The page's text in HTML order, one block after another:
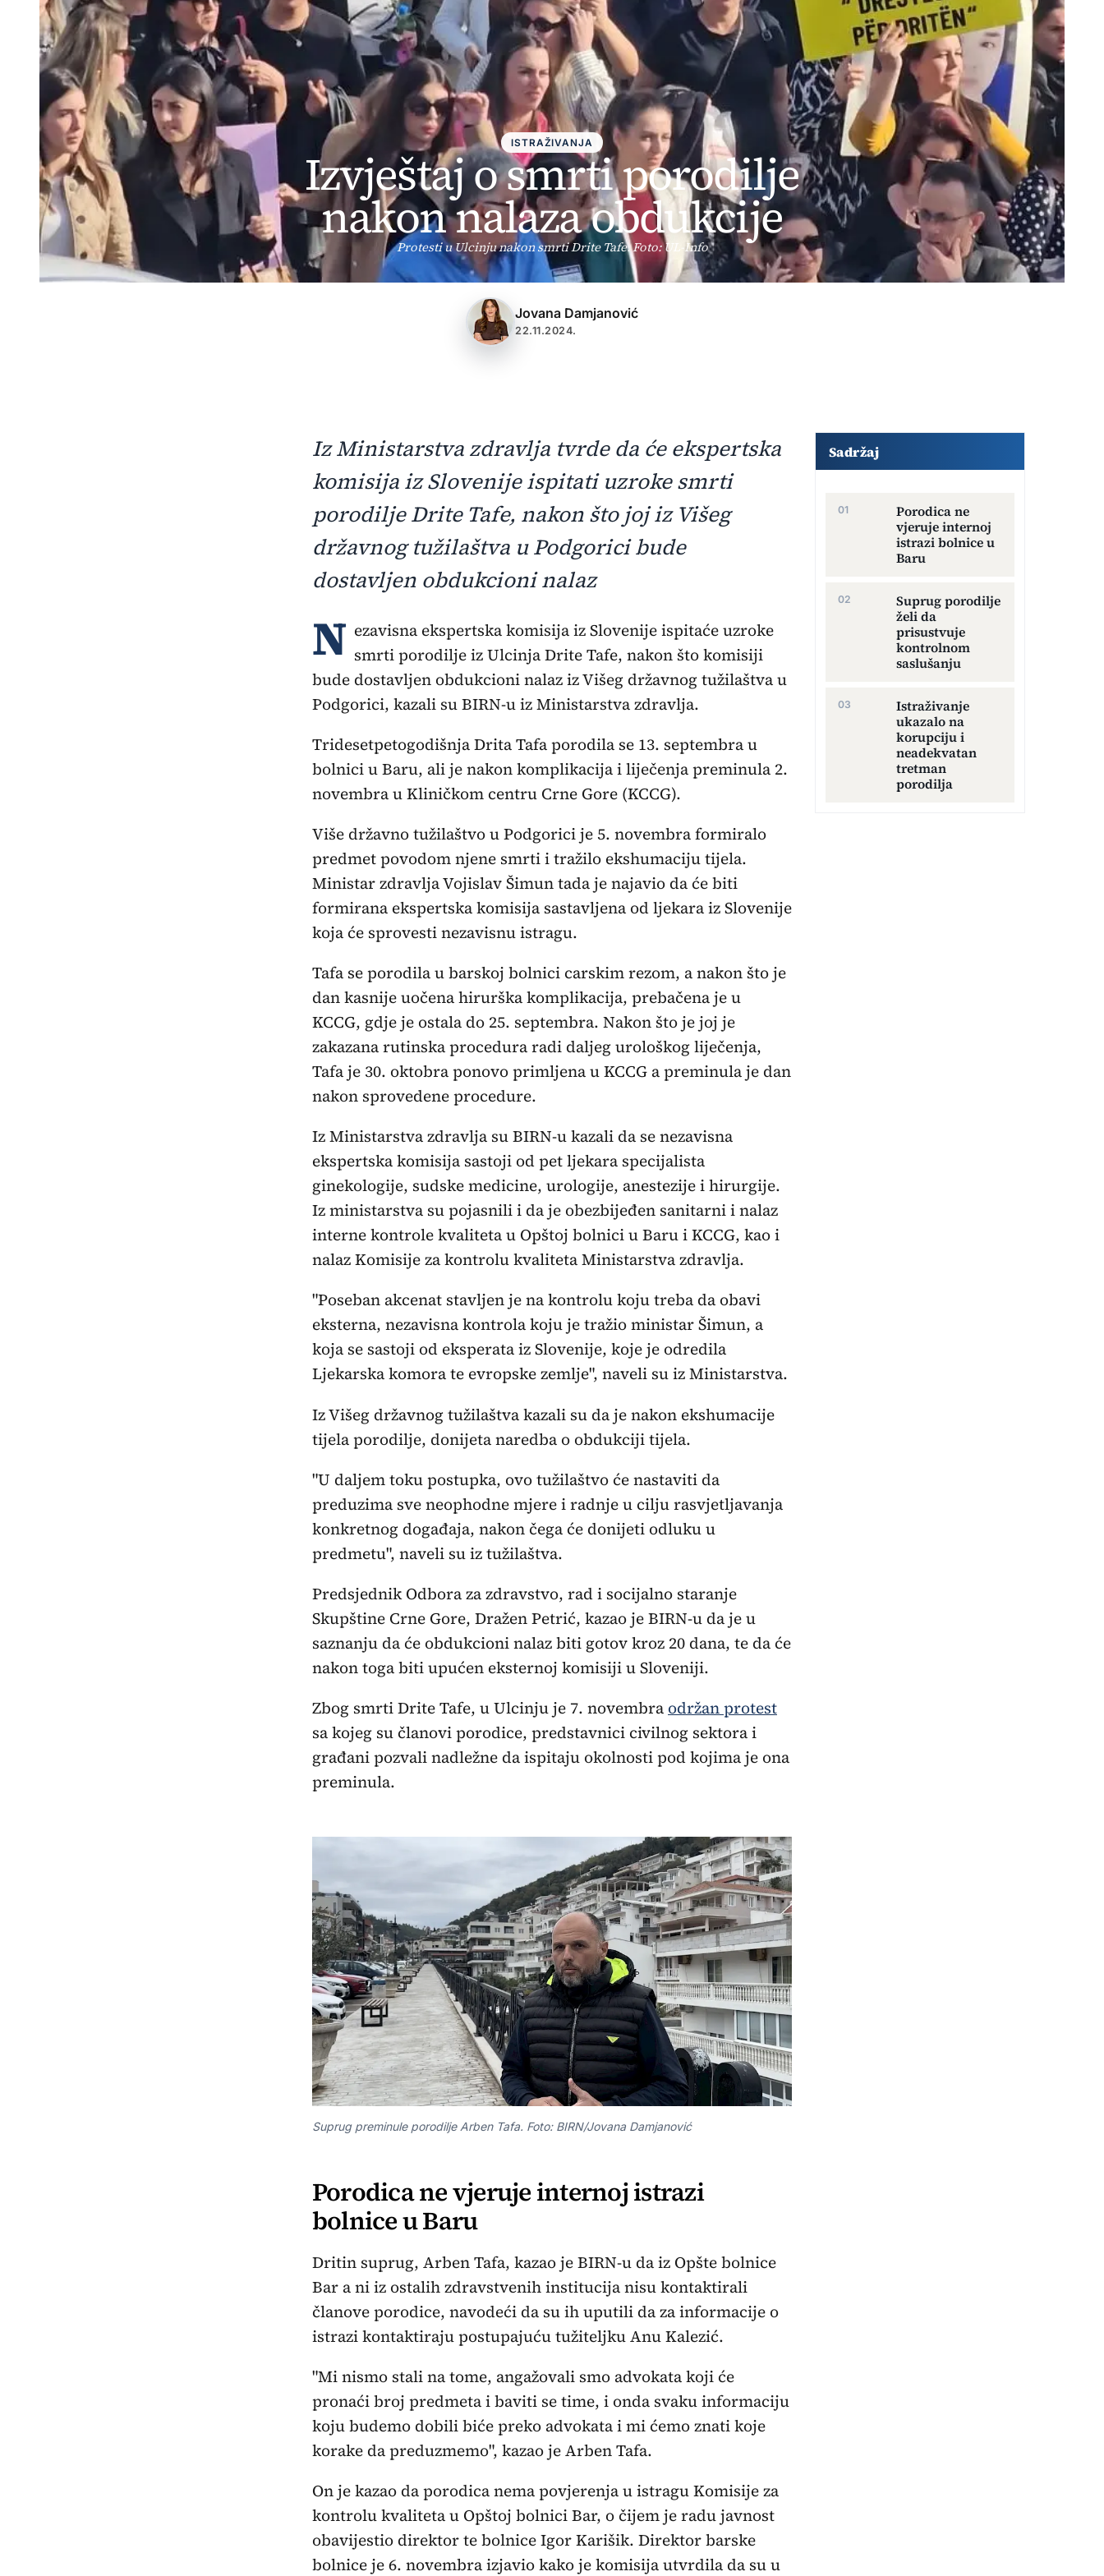
ISTRAŽIVANJA
Izvještaj o smrti porodilje
nakon nalaza obdukcije
Protesti u Ulcinju nakon smrti Drite Tafe. Foto: UL-Info
Jovana Damjanović
22.11.2024.
Iz Ministarstva zdravlja tvrde da će ekspertska
komisija iz Slovenije ispitati uzroke smrti
porodilje Drite Tafe, nakon što joj iz Višeg
državnog tužilaštva u Podgorici bude
dostavljen obdukcioni nalaz
N ezavisna ekspertska komisija iz Slovenije ispitaće uzroke
smrti porodilje iz Ulcinja Drite Tafe, nakon što komisiji
bude dostavljen obdukcioni nalaz iz Višeg državnog tužilaštva u
Podgorici, kazali su BIRN-u iz Ministarstva zdravlja.
Tridesetpetogodišnja Drita Tafa porodila se 13. septembra u
bolnici u Baru, ali je nakon komplikacija i liječenja preminula 2.
novembra u Kliničkom centru Crne Gore (KCCG).
Više državno tužilaštvo u Podgorici je 5. novembra formiralo
predmet povodom njene smrti i tražilo ekshumaciju tijela.
Ministar zdravlja Vojislav Šimun tada je najavio da će biti
formirana ekspertska komisija sastavljena od ljekara iz Slovenije
koja će sprovesti nezavisnu istragu.
Tafa se porodila u barskoj bolnici carskim rezom, a nakon što je
dan kasnije uočena hirurška komplikacija, prebačena je u
KCCG, gdje je ostala do 25. septembra. Nakon što je joj je
zakazana rutinska procedura radi daljeg urološkog liječenja,
Tafa je 30. oktobra ponovo primljena u KCCG a preminula je dan
nakon sprovedene procedure.
Iz Ministarstva zdravlja su BIRN-u kazali da se nezavisna
ekspertska komisija sastoji od pet ljekara specijalista
ginekologije, sudske medicine, urologije, anestezije i hirurgije.
Iz ministarstva su pojasnili i da je obezbijeđen sanitarni i nalaz
interne kontrole kvaliteta u Opštoj bolnici u Baru i KCCG, kao i
nalaz Komisije za kontrolu kvaliteta Ministarstva zdravlja.
"Poseban akcenat stavljen je na kontrolu koju treba da obavi
eksterna, nezavisna kontrola koju je tražio ministar Šimun, a
koja se sastoji od eksperata iz Slovenije, koje je odredila
Ljekarska komora te evropske zemlje", naveli su iz Ministarstva.
Iz Višeg državnog tužilaštva kazali su da je nakon ekshumacije
tijela porodilje, donijeta naredba o obdukciji tijela.
"U daljem toku postupka, ovo tužilaštvo će nastaviti da
preduzima sve neophodne mjere i radnje u cilju rasvjetljavanja
konkretnog događaja, nakon čega će donijeti odluku u
predmetu", naveli su iz tužilaštva.
Predsjednik Odbora za zdravstvo, rad i socijalno staranje
Skupštine Crne Gore, Dražen Petrić, kazao je BIRN-u da je u
saznanju da će obdukcioni nalaz biti gotov kroz 20 dana, te da će
nakon toga biti upućen eksternoj komisiji u Sloveniji.
Zbog smrti Drite Tafe, u Ulcinju je 7. novembra održan protest
sa kojeg su članovi porodice, predstavnici civilnog sektora i
građani pozvali nadležne da ispitaju okolnosti pod kojima je ona
preminula.
Suprug preminule porodilje Arben Tafa. Foto: BIRN/Jovana Damjanović
Porodica ne vjeruje internoj istrazi
bolnice u Baru
Dritin suprug, Arben Tafa, kazao je BIRN-u da iz Opšte bolnice
Bar a ni iz ostalih zdravstvenih institucija nisu kontaktirali
članove porodice, navodeći da su ih uputili da za informacije o
istrazi kontaktiraju postupajuću tužiteljku Anu Kalezić.
"Mi nismo stali na tome, angažovali smo advokata koji će
pronaći broj predmeta i baviti se time, i onda svaku informaciju
koju budemo dobili biće preko advokata i mi ćemo znati koje
korake da preduzmemo", kazao je Arben Tafa.
On je kazao da porodica nema povjerenja u istragu Komisije za
kontrolu kvaliteta u Opštoj bolnici Bar, o čijem je radu javnost
obavijestio direktor te bolnice Igor Karišik. Direktor barske
bolnice je 6. novembra izjavio kako je komisija utvrdila da su u
Sadržaj
Porodica ne
vjeruje internoj
istrazi bolnice u
Baru
Suprug porodilje
želi da
prisustvuje
kontrolnom
saslušanju
Istraživanje
ukazalo na
korupciju i
neadekvatan
tretman
porodilja